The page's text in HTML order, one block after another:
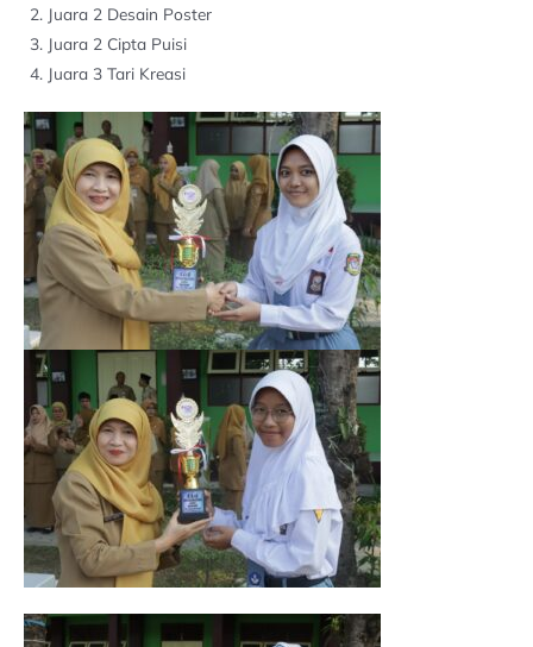
Juara 2 Desain Poster
Juara 2 Cipta Puisi
Juara 3 Tari Kreasi